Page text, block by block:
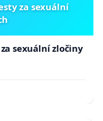
za sexuální
sexuální zločiny